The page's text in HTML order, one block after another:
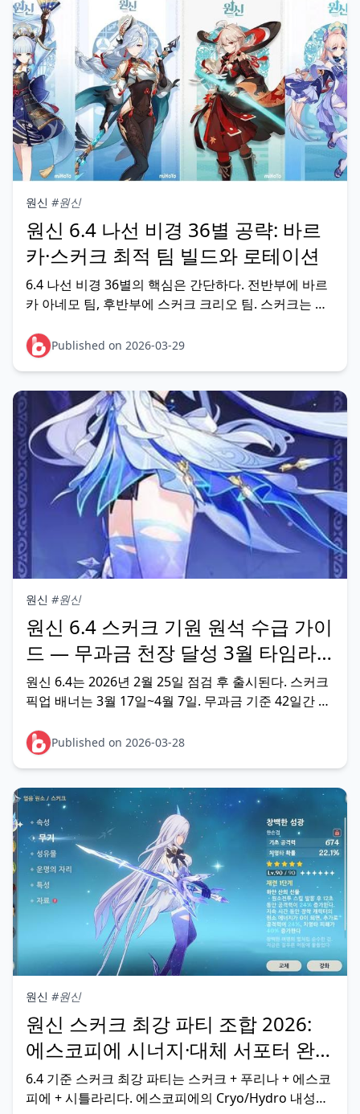
원신 #원신
원신 6.4 나선 비경 36별 공략: 바르
카·스커크 최적 팀 빌드와 로테이션
6.4 나선 비경 36별의 핵심은 간단하다. 전반부에 바르
카 아네모 팀, 후반부에 스커크 크리오 팀. 스커크는 에
리오 NA 버프를 완벽히 활용하고, 바르카는 카즈하·베
넷·향릉과 함께 전반부 바람 원소 버프를 극대화한
Published on 2026-03-29
원신 #원신
원신 6.4 스커크 기원 원석 수급 가이
드 — 무과금 천장 달성 3월 타임라
인
원신 6.4는 2026년 2월 25일 점검 후 출시된다. 스커크
픽업 배너는 3월 17일~4월 7일. 무과금 기준 42일간 최
=14,400 원석) 달성이 현실적이다. 소과금(공월 축복)
은 75~80회를 안정적으
Published on 2026-03-28
원신 #원신
원신 스커크 최강 파티 조합 2026:
에스코피에 시너지·대체 서포터 완벽
가이드
6.4 기준 스커크 최강 파티는 스커크 + 푸리나 + 에스코
피에 + 시틀라리다. 에스코피에의 Cryo/Hydro 내성